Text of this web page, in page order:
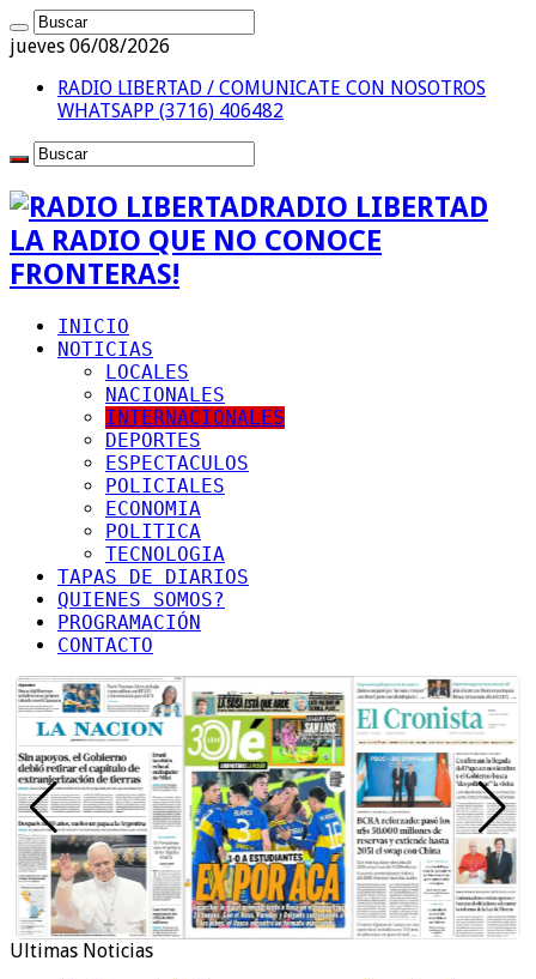
jueves 06/08/2026
RADIO LIBERTAD / COMUNICATE CON NOSOTROS
WHATSAPP (3716) 406482
RADIO LIBERTAD
LA RADIO QUE NO CONOCE
FRONTERAS!
INICIO
NOTICIAS
LOCALES
NACIONALES
INTERNACIONALES
DEPORTES
ESPECTACULOS
POLICIALES
ECONOMIA
POLITICA
TECNOLOGIA
TAPAS DE DIARIOS
QUIENES SOMOS?
PROGRAMACIÓN
CONTACTO
Ultimas Noticias